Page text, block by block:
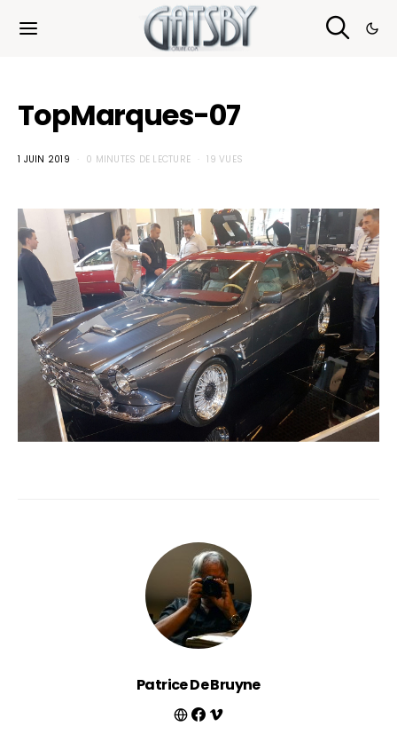
TopMarques-07
1 JUIN 2019 0 MINUTES DE LECTURE 19 VUES
Patrice De Bruyne
Cookies management panel